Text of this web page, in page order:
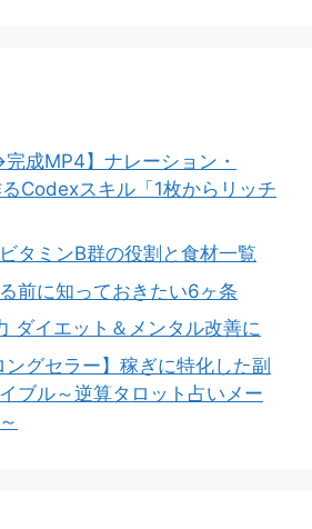
完成MP4】ナレーション・
Codexスキル「1枚からリッチ
タミンB群の役割と食材一覧
前に知っておきたい6ヶ条
ダイエット＆メンタル改善に
グセラー】稼ぎに特化した副
ブル～逆算タロット占いメー